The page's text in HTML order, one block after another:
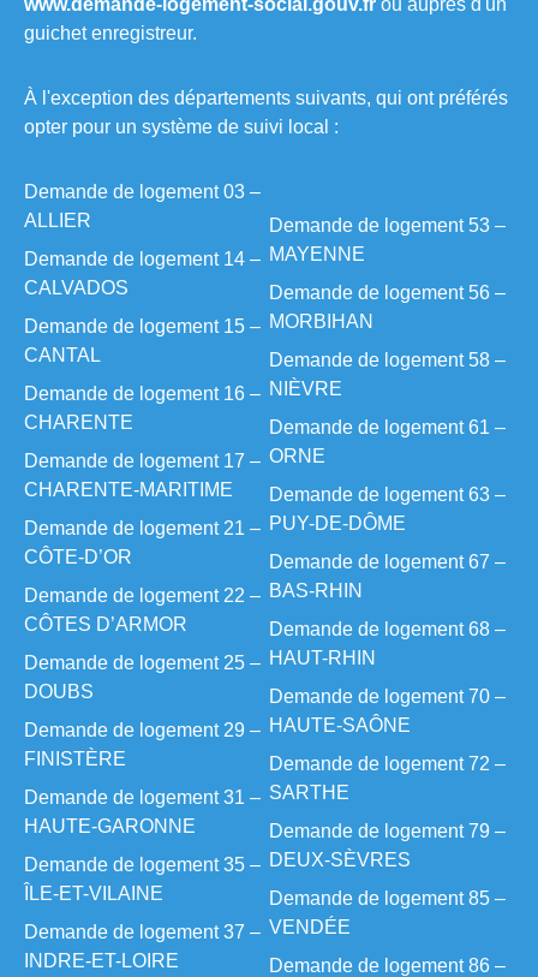
www.demande-logement-social.gouv.fr ou auprès d'un
guichet enregistreur.
À l'exception des départements suivants, qui ont préférés
opter pour un système de suivi local :
Demande de logement 03 –
ALLIER
Demande de logement 14 –
CALVADOS
Demande de logement 15 –
CANTAL
Demande de logement 16 –
CHARENTE
Demande de logement 17 –
CHARENTE-MARITIME
Demande de logement 21 –
CÔTE-D’OR
Demande de logement 22 –
CÔTES D’ARMOR
Demande de logement 25 –
DOUBS
Demande de logement 29 –
FINISTÈRE
Demande de logement 31 –
HAUTE-GARONNE
Demande de logement 35 –
ÎLE-ET-VILAINE
Demande de logement 37 –
INDRE-ET-LOIRE
Demande de logement 53 –
MAYENNE
Demande de logement 56 –
MORBIHAN
Demande de logement 58 –
NIÈVRE
Demande de logement 61 –
ORNE
Demande de logement 63 –
PUY-DE-DÔME
Demande de logement 67 –
BAS-RHIN
Demande de logement 68 –
HAUT-RHIN
Demande de logement 70 –
HAUTE-SAÔNE
Demande de logement 72 –
SARTHE
Demande de logement 79 –
DEUX-SÈVRES
Demande de logement 85 –
VENDÉE
Demande de logement 86 –